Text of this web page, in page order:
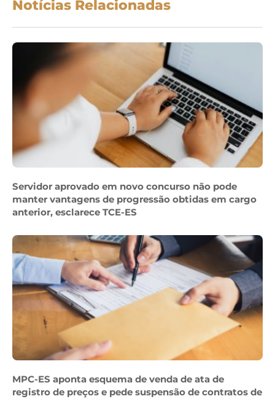
Notícias Relacionadas
Servidor aprovado em novo concurso não pode
manter vantagens de progressão obtidas em cargo
anterior, esclarece TCE-ES
MPC-ES aponta esquema de venda de ata de
registro de preços e pede suspensão de contratos de